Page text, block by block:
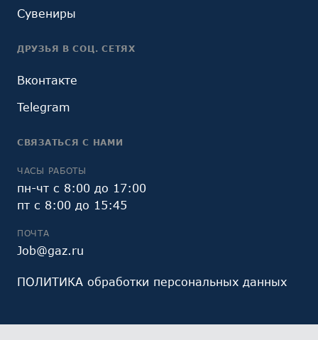
Сувениры
ДРУЗЬЯ В СОЦ. СЕТЯХ
Вконтакте
Telegram
СВЯЗАТЬСЯ С НАМИ
ЧАСЫ РАБОТЫ
пн-чт с 8:00 до 17:00
пт с 8:00 до 15:45
ПОЧТА
Job@gaz.ru
ПОЛИТИКА обработки персональных данных